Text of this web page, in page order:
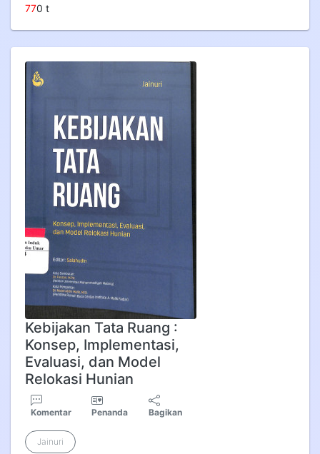
770 t
Kebijakan Tata Ruang :
Konsep, Implementasi,
Evaluasi, dan Model
Relokasi Hunian
Komentar Penanda Bagikan
Jainuri